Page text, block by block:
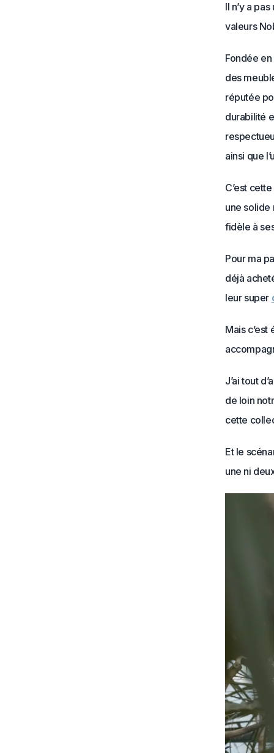
Il n’y a
valeurs
Fondée
des
réputée
durabilité
ainsi que
C’est
une solide
fidèle à
Pour ma
déjà
leur super
Mais
J’ai tout
de loin
cette
Et le
une ni